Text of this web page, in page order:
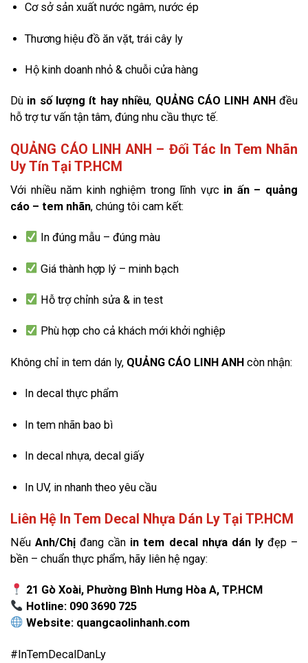
Cơ sở sản xuất nước ngâm, nước ép
Thương hiệu đồ ăn vặt, trái cây ly
Hộ kinh doanh nhỏ & chuỗi cửa hàng
Dù in số lượng ít hay nhiều, QUẢNG CÁO LINH ANH đều
hỗ trợ tư vấn tận tâm, đúng nhu cầu thực tế.
QUẢNG CÁO LINH ANH – Đối Tác In Tem Nhãn
Uy Tín Tại TP.HCM
Với nhiều năm kinh nghiệm trong lĩnh vực in ấn – quảng
cáo – tem nhãn, chúng tôi cam kết:
In đúng mẫu – đúng màu
Giá thành hợp lý – minh bạch
Hỗ trợ chỉnh sửa & in test
Phù hợp cho cả khách mới khởi nghiệp
Không chỉ in tem dán ly, QUẢNG CÁO LINH ANH còn nhận:
In decal thực phẩm
In tem nhãn bao bì
In decal nhựa, decal giấy
In UV, in nhanh theo yêu cầu
Liên Hệ In Tem Decal Nhựa Dán Ly Tại TP.HCM
NếuAnh/Chị đang cần in tem decal nhựa dán lyđẹp –
bền – chuẩn thực phẩm, hãy liên hệ ngay:
21 Gò Xoài, Phường Bình Hưng Hòa A, TP.HCM
Hotline: 090 3690 725
Website: quangcaolinhanh.com
#InTemDecalDanLy